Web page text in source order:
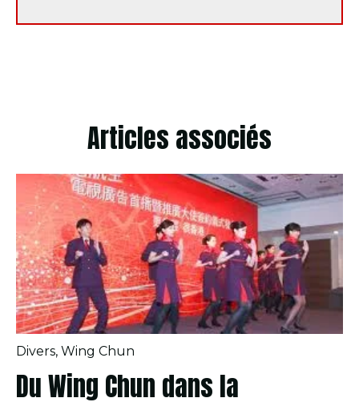
Articles associés
Divers, Wing Chun
Du Wing Chun dans la